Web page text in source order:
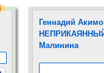
Геннадий
Малинина